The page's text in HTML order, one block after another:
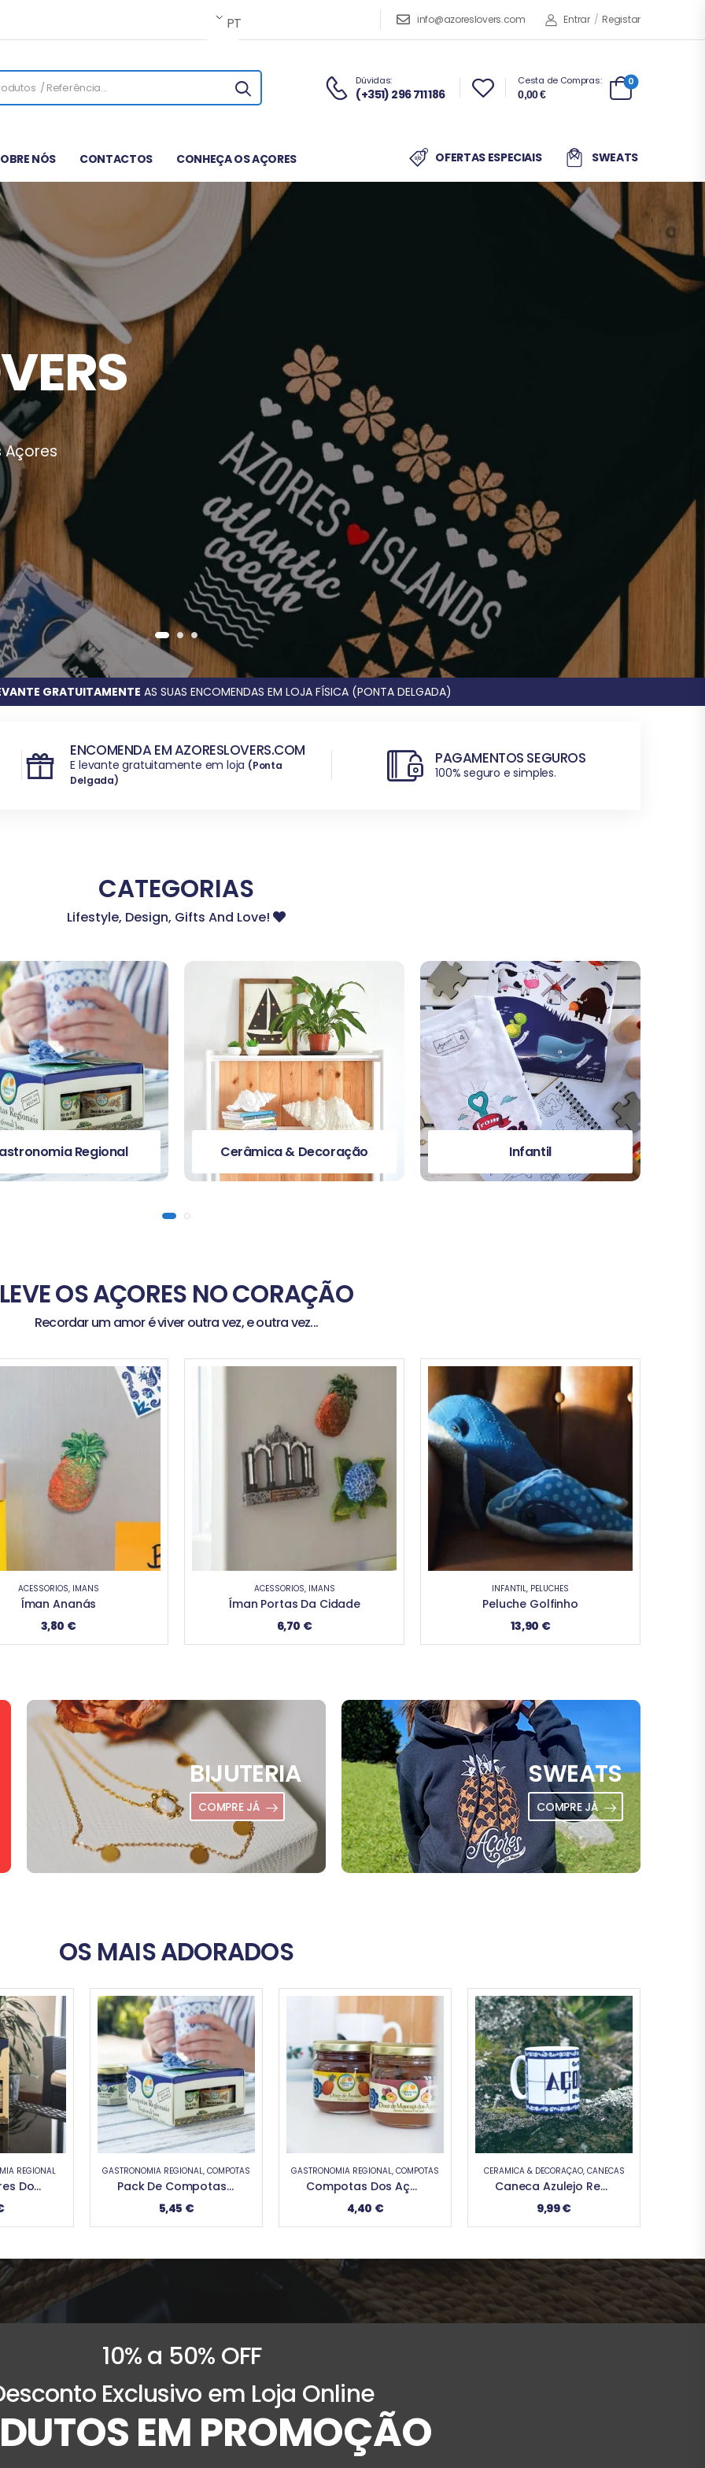
PT info@azoreslovers.com Entrar / Registar
Dúvidas:
(+351) 296 711 186
Cesta de Compras:
0,00€
0
NÓS CONTACTOS CONHEÇA OS AÇORES OFERTAS ESPECIAIS SWEATS
Açores
GRATUITAMENTE AS SUAS ENCOMENDAS EM LOJA FÍSICA (PONTA DELGADA)
ENCOMENDA EM AZORESLOVERS.COM
E levante gratuitamente em loja (Ponta
Delgada)
PAGAMENTOS SEGUROS
100% seguro e simples.
CATEGORIAS
Lifestyle, Design, Gifts And Love!
& Decoração Infantil Papelaria
LEVE OS AÇORES NO CORAÇÃO
Recordar um amor é viver outra vez, e outra vez...
ACESSÓRIOS, ÍMANS
Íman Portas Da Cidade
6,70 €
INFANTIL,PELUCHES
Peluche Golfinho
13,90€
MEIAS,NOVIDADES,TÊXTIL
Meias Vacas
11,65 €
BIJUTERIA
COMPRE JÁ
SWEATS
COMPRE JÁ
OS MAIS ADORADOS
,COMPOTAS
Pack De Compotas Dos Açores (50g)
GASTRONOMIA REGIONAL, COMPOTAS
Compotas Dos Açores (250g)
4,40 €
CERÂMICA & DECORAÇÃO ,CANECAS
Caneca Azulejo Regional
9,99 €
CERÂMICA & DECORAÇÃO, CANECAS
Caneca São Miguel
10,99€
10% a 50% OFF
Exclusivo em Loja Online
EM PROMOÇÃO